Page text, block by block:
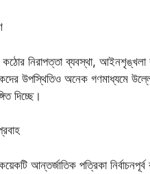
কঠোর নিরাপত্তা ব্যবস্থা, আইনশৃঙ্খলা
উপস্থিতিও অনেক গণমাধ্যমে
দিচ্ছে।
আন্তর্জাতিক পত্রিকা